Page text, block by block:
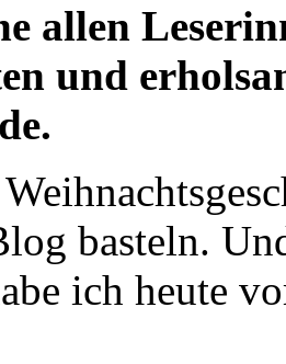
allen
und
basteln.
ich heute